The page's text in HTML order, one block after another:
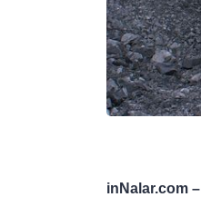
inNalar.com –